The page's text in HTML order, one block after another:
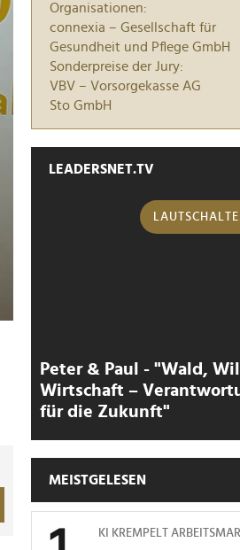
der Sektion 1
und Projekte,
Schneider
Organisationen:
connexia – Gesellschaft für
Gesundheit und Pflege GmbH
Sonderpreise der Jury:
VBV – Vorsorgekasse AG
Sto GmbH
LEADERSNET.TV
Peter & Paul - "Wald,
Wirtschaft –
für die Zukunft"
MEISTGELESEN
KI KREMPELT